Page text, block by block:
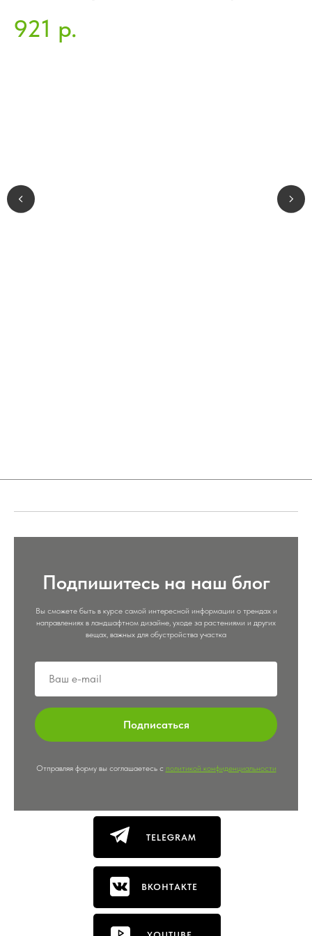
921 р.
Подпишитесь на наш блог
Вы сможете быть в курсе самой интересной информации о трендах и
направлениях в ландшафтном дизайне, уходе за растениями и других
вещах, важных для обустройства участка
Подписаться
Отправляя форму вы соглашаетесь с политикой конфиденциальности
TELEGRAM
ВКОНТАКТЕ